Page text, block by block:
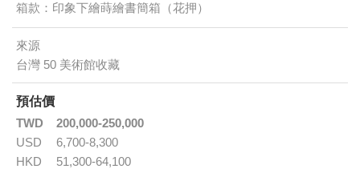
箱款：印象下繪蒔繪書簡箱（花押）
來源
台灣 50 美術館收藏
預估價
TWD
200,000-250,000
USD
6,700-8,300
HKD
51,300-64,100